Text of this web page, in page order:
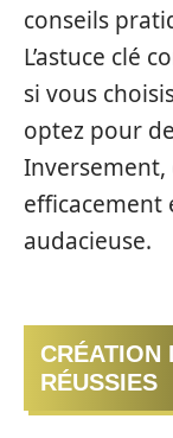
conseils
L’astuce clé
si vous
optez pour
efficacement
audacieuse.
CRÉATION
RÉUSSIES